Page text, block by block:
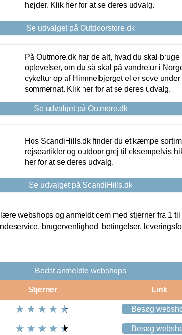
højder. Klik her for at se deres udvalg.
Se udvalget på Outdoorstore.dk
På Outmore.dk har de alt, hvad du skal
oplevelser, om du så skal på vandretur i
cykeltur op af Himmelbjerget eller sove
sommernat. Klik her for at se deres udvalg.
Se udvalget på Outmore.dk
Hos ScandiHills.dk finder du et kæmpe
rejseartikler og outdoor grej til eksempelvis
her for at se deres udvalg.
Se udvalget på ScandiHills.dk
webshops og anmeldt dem med stjerner fra 1 til
brugervenlighed, betingelser,
Bedst anmeldte webshops
Stjerner Link
Besøg
Besøg